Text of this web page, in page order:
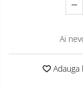
Ai
Adauga